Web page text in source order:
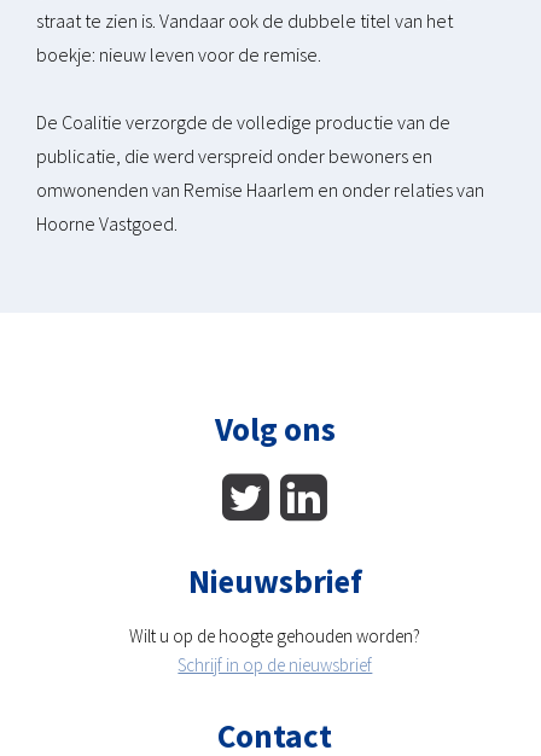
straat te zien is. Vandaar ook de dubbele titel van het
boekje: nieuw leven voor de remise.
De Coalitie verzorgde de volledige productie van de
publicatie, die werd verspreid onder bewoners en
omwonenden van Remise Haarlem en onder relaties van
Hoorne Vastgoed.
Volg ons
Nieuwsbrief
Wilt u op de hoogte gehouden worden?
Schrijf in op de nieuwsbrief
Contact